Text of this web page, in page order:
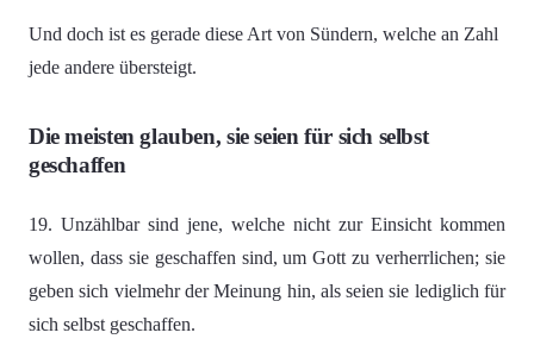
Und doch ist es gerade diese Art von Sündern, welche an Zahl
jede andere übersteigt.
Die meisten glauben, sie seien für sich selbst
geschaffen
19. Unzählbar sind jene, welche nicht zur Einsicht kommen
wollen, dass sie geschaffen sind, um Gott zu verherrlichen; sie
geben sich vielmehr der Meinung hin, als seien sie lediglich für
sich selbst geschaffen.